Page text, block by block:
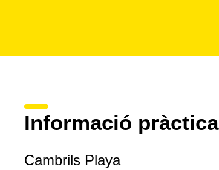
Informació pràctica
Cambrils Playa